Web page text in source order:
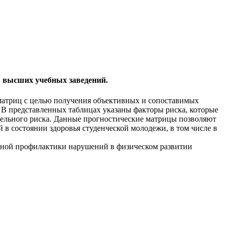
высших учебных заведений.
с целью получения объективных и сопоставимых
представленных таблицах указаны факторы риска, которые
риска. Данные прогностические матрицы позволяют
состоянии здоровья студенческой молодежи, в том числе в
профилактики нарушений в физическом развитии